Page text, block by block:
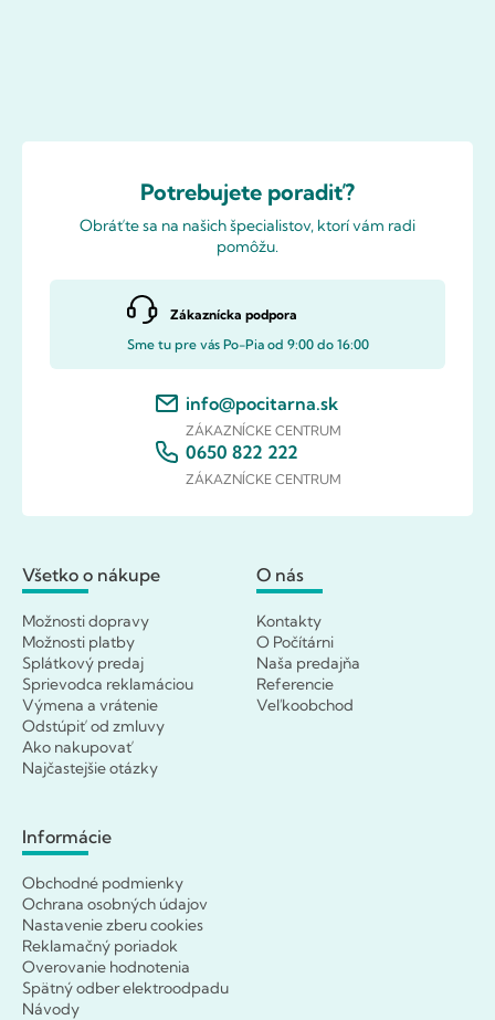
Potrebujete poradiť?
Obráťte sa na našich špecialistov, ktorí vám radi
pomôžu.
Zákaznícka podpora
Sme tu pre vás Po-Pia od 9:00 do 16:00
info@pocitarna.sk
ZÁKAZNÍCKE CENTRUM
0650 822 222
ZÁKAZNÍCKE CENTRUM
Všetko o nákupe
Možnosti dopravy
Možnosti platby
Splátkový predaj
Sprievodca reklamáciou
Výmena a vrátenie
Odstúpiť od zmluvy
Ako nakupovať
Najčastejšie otázky
O nás
Kontakty
O Počítárni
Naša predajňa
Referencie
Veľkoobchod
Informácie
Obchodné podmienky
Ochrana osobných údajov
Nastavenie zberu cookies
Reklamačný poriadok
Overovanie hodnotenia
Spätný odber elektroodpadu
Návody